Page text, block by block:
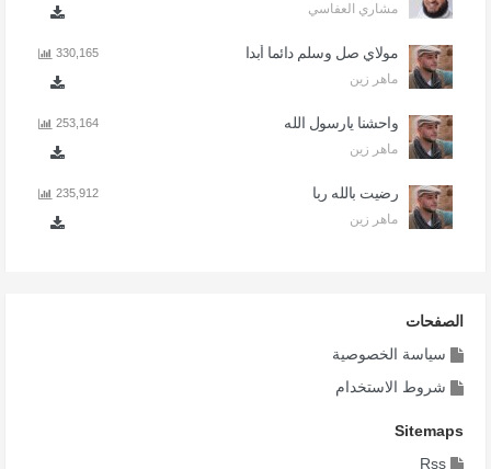
مشاري العفاسي
مولاي صل وسلم دائما أبدا
ماهر زين
330,165
واحشنا يارسول الله
ماهر زين
253,164
رضيت بالله ربا
ماهر زين
235,912
الصفحات
سياسة الخصوصية
شروط الاستخدام
Sitemaps
Rss